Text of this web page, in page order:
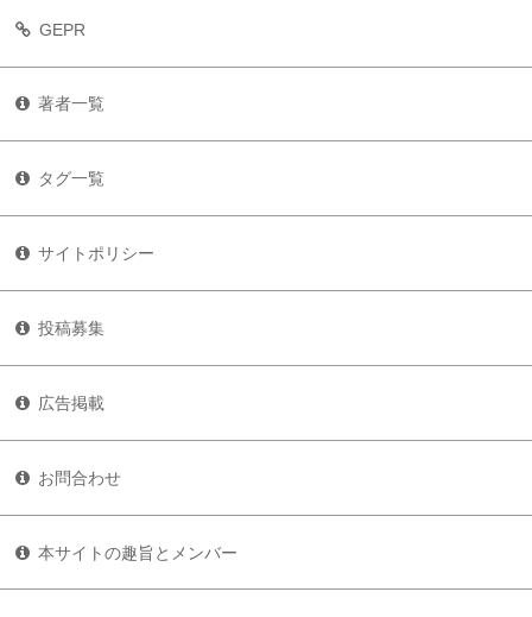
GEPR
著者一覧
タグ一覧
サイトポリシー
投稿募集
広告掲載
お問合わせ
本サイトの趣旨とメンバー